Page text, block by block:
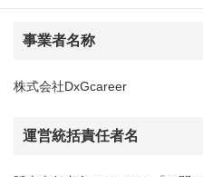
事業者名称
株式会社DxGcareer
運営統括責任者名